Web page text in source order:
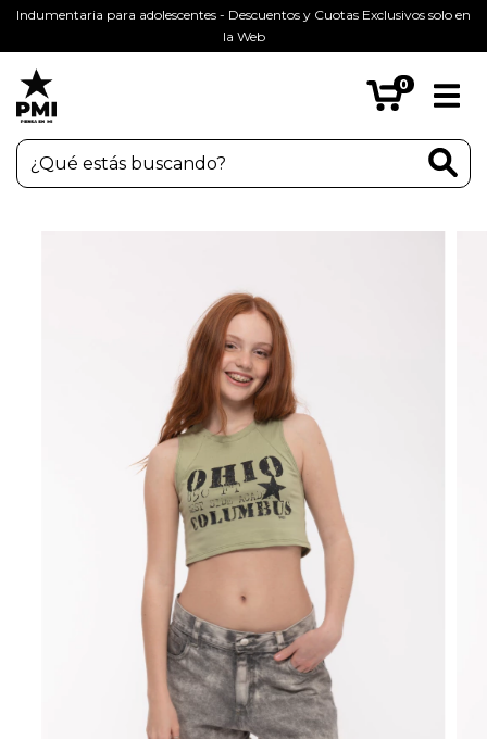
Indumentaria para adolescentes - Descuentos y Cuotas Exclusivos solo en
la Web
0